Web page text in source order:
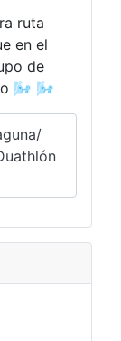
ruta
en el
de
🌬️ 🌬️